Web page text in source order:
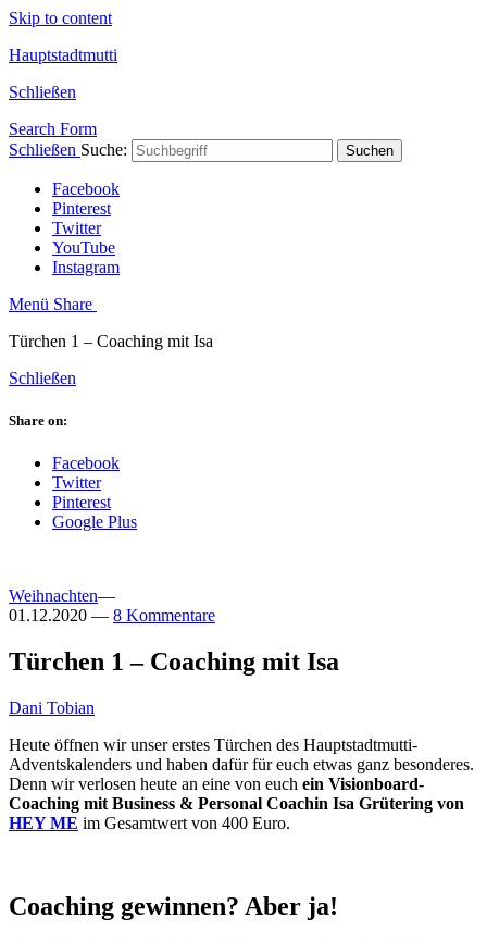
Skip to content
Hauptstadtmutti
Schließen
Search Form
Schließen Suche: Suchen
Facebook
Pinterest
Twitter
YouTube
Instagram
Menü Share
Türchen 1 – Coaching mit Isa
Schließen
Share on:
Facebook
Twitter
Pinterest
Google Plus
Weihnachten—
01.12.2020 — 8 Kommentare
Türchen 1 – Coaching mit Isa
Dani Tobian
Heute öffnen wir unser erstes Türchen des Hauptstadtmutti-
Adventskalenders und haben dafür für euch etwas ganz besonderes.
Denn wir verlosen heute an eine von euch ein Visionboard-
Coaching mit Business & Personal Coachin Isa Grütering von
HEY ME im Gesamtwert von 400 Euro.
Coaching gewinnen? Aber ja!